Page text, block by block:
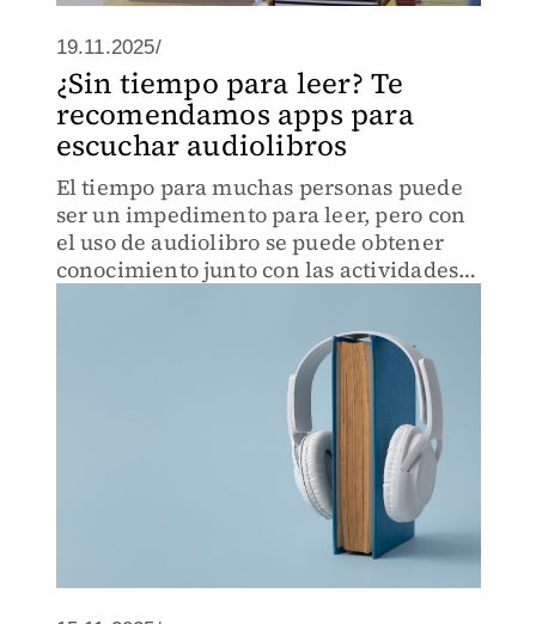
19.11.2025/
¿Sin tiempo para leer? Te
recomendamos apps para
escuchar audiolibros
El tiempo para muchas personas puede
ser un impedimento para leer, pero con
el uso de audiolibro se puede obtener
conocimiento junto con las actividades